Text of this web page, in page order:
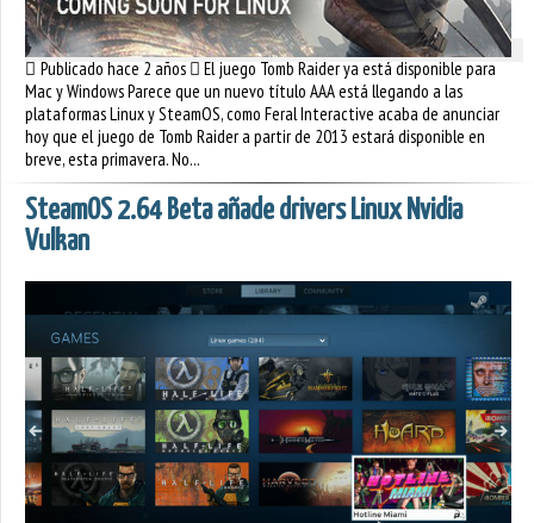
Publicado hace 2 años
El juego Tomb Raider ya está disponible para
Mac y Windows Parece que un nuevo título AAA está llegando a las
plataformas Linux y SteamOS, como Feral Interactive acaba de anunciar
hoy que el juego de Tomb Raider a partir de 2013 estará disponible en
breve, esta primavera. No...
SteamOS 2.64 Beta añade drivers Linux Nvidia
Vulkan